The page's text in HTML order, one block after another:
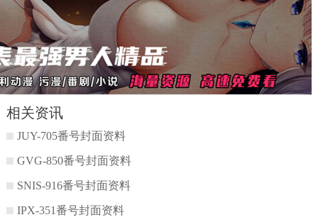
相关资讯
JUY-705番号封面资料
GVG-850番号封面资料
SNIS-916番号封面资料
IPX-351番号封面资料